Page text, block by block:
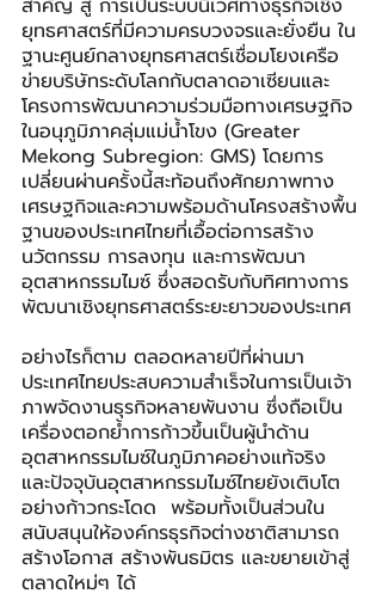
สำคัญ สู่ การเป็นระบบนิเวศทางธุรกิจเชิง
ยุทธศาสตร์ที่มีความครบวงจรและยั่งยืน ใน
ฐานะศูนย์กลางยุทธศาสตร์เชื่อมโยงเครือ
ข่ายบริษัทระดับโลกกับตลาดอาเซียนและ
โครงการพัฒนาความร่วมมือทางเศรษฐกิจ
ในอนุภูมิภาคลุ่มแม่น้ำโขง (Greater
Mekong Subregion: GMS) โดยการ
เปลี่ยนผ่านครั้งนี้สะท้อนถึงศักยภาพทาง
เศรษฐกิจและความพร้อมด้านโครงสร้างพื้น
ฐานของประเทศไทยที่เอื้อต่อการสร้าง
นวัตกรรม การลงทุน และการพัฒนา
อุตสาหกรรมไมซ์ ซึ่งสอดรับกับทิศทางการ
พัฒนาเชิงยุทธศาสตร์ระยะยาวของประเทศ
อย่างไรก็ตาม ตลอดหลายปีที่ผ่านมา
ประเทศไทยประสบความสำเร็จในการเป็นเจ้า
ภาพจัดงานธุรกิจหลายพันงาน ซึ่งถือเป็น
เครื่องตอกย้ำการก้าวขึ้นเป็นผู้นำด้าน
อุตสาหกรรมไมซ์ในภูมิภาคอย่างแท้จริง
และปัจจุบันอุตสาหกรรมไมซ์ไทยยังเติบโต
อย่างก้าวกระโดด  พร้อมทั้งเป็นส่วนใน
สนับสนุนให้องค์กรธุรกิจต่างชาติสามารถ
สร้างโอกาส สร้างพันธมิตร และขยายเข้าสู่
ตลาดใหม่ๆ ได้